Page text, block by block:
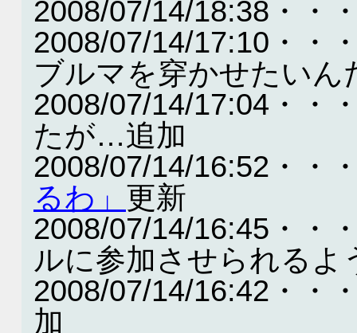
2008/07/14/18:38・・
2008/07/14/17:10・・
ブルマを穿かせたいん
2008/07/14/17:04・・
たが…追加
2008/07/14/16:52・・
るわ」 更新
2008/07/14/16:45・・
ルに参加させられるよ
2008/07/14/16:42・・
加